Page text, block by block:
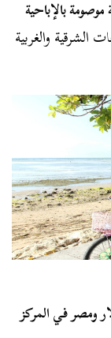
بالإباحية
والغربية
تقدر بـ 220 مليار دولار ومصر في المركز